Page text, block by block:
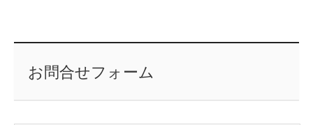
お問合せフォーム